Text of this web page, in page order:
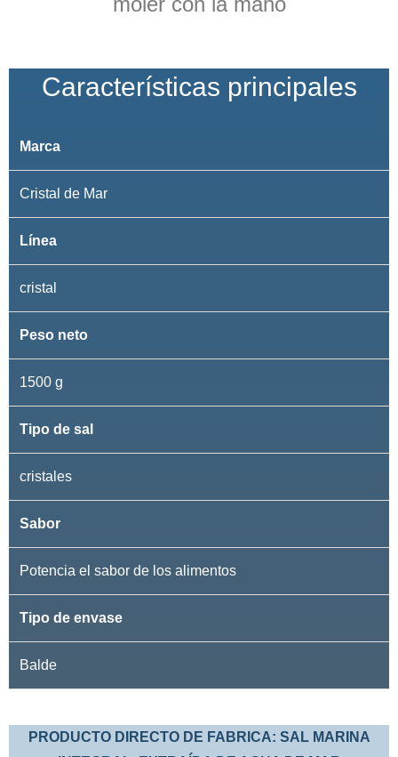
Características principales
Marca
Cristal de Mar
Línea
cristal
Peso neto
1500 g
Tipo de sal
cristales
Sabor
Potencia el sabor de los alimentos
Tipo de envase
Balde
PRODUCTO DIRECTO DE FABRICA: SAL MARINA